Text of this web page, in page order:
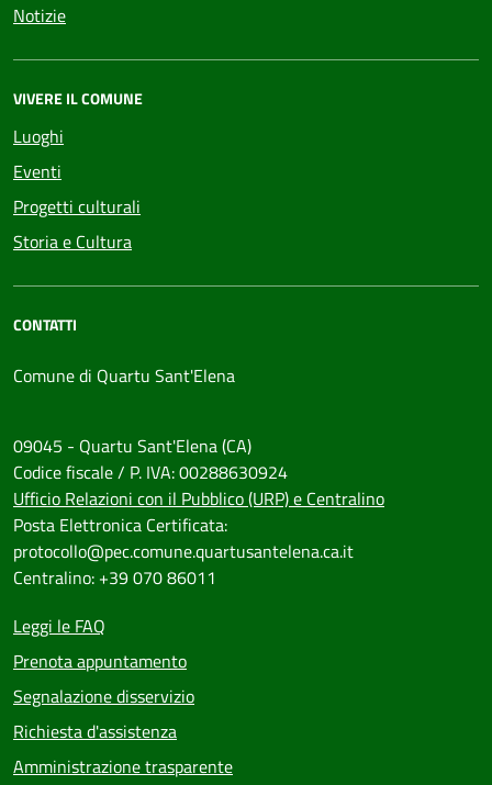
Notizie
VIVERE IL COMUNE
Luoghi
Eventi
Progetti culturali
Storia e Cultura
CONTATTI
Comune di Quartu Sant'Elena
09045 - Quartu Sant'Elena (CA)
Codice fiscale / P. IVA: 00288630924
Ufficio Relazioni con il Pubblico (URP) e Centralino
Posta Elettronica Certificata:
protocollo@pec.comune.quartusantelena.ca.it
Centralino: +39 070 86011
Leggi le FAQ
Prenota appuntamento
Segnalazione disservizio
Richiesta d'assistenza
Amministrazione trasparente